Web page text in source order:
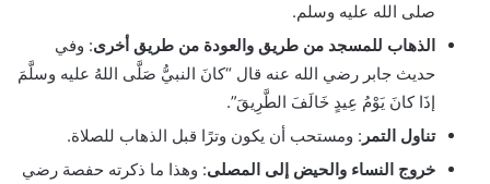
صلى الله عليه وسلم.
الذهاب للمسجد من طريق والعودة من طريق أخرى: وفي
حديث جابر رضي الله عنه قال “كانَ النبيُّ صَلَّى اللهُ عليه وسلَّمَ
إذَا كانَ يَوْمُ عِيدٍ خَالَفَ الطَّرِيقَ”.
تناول التمر : ومستحب أن يكون وترًا قبل الذهاب للصلاة.
خروج النساء والحيض إلى المصلى: وهذا ما ذكرته حفصة رضي